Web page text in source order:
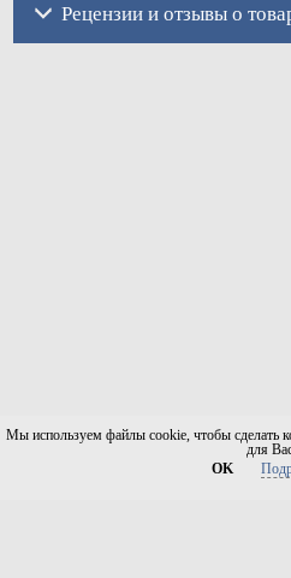
Рецензии и отзывы о
Мы используем файлы cookie, чтобы сделать
для
OK